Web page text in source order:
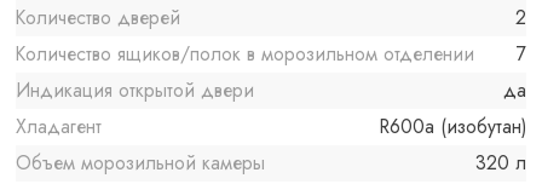
Количество дверей
2
Количество ящиков/полок в морозильном отделении
7
Индикация открытой двери
да
Хладагент
R600a (изобутан)
Объем морозильной камеры
320 л